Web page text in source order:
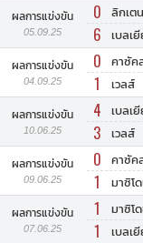
ผลการแข่งขัน
05.09.25
0 ลิกเต
6 เบลเ
ผลการแข่งขัน
04.09.25
0 คาซัค
1 เวลส์
ผลการแข่งขัน
10.06.25
4 เบลเ
3 เวลส์
ผลการแข่งขัน
09.06.25
0 คาซัค
1 มาซิโ
ผลการแข่งขัน
07.06.25
1 มาซิโ
1 เบลเ